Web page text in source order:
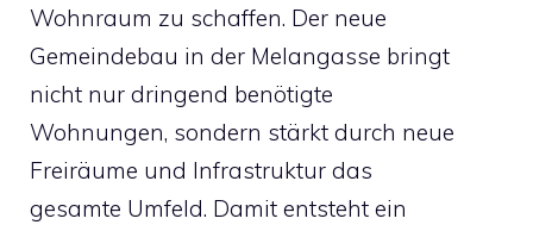
Wohnraum zu schaffen. Der neue
Gemeindebau in der Melangasse bringt
nicht nur dringend benötigte
Wohnungen, sondern stärkt durch neue
Freiräume und Infrastruktur das
gesamte Umfeld. Damit entsteht ein